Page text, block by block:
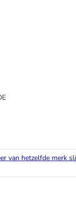
van hetzelfde merk